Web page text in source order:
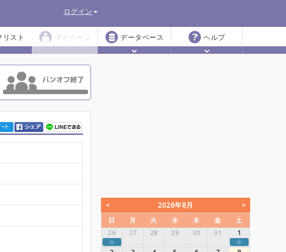
ログイン
リスト マイページ データベース ヘルプ
2026年8月
日 月 火 水 木 金
土
26
27 28 29 30 31 1
☆ ☆